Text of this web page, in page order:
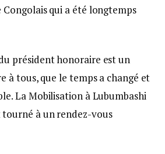
qui a été longtemps
président honoraire est un
à tous, que le temps a changé et
La Mobilisation à Lubumbashi
à un rendez-vous